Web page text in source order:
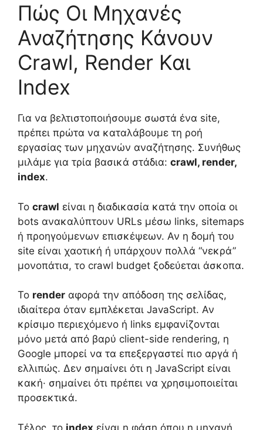
Πώς Οι Μηχανές
Αναζήτησης Κάνουν
Crawl, Render Και
Index
Για να βελτιστοποιήσουμε σωστά ένα site,
πρέπει πρώτα να καταλάβουμε τη ροή
εργασίας των μηχανών αναζήτησης. Συνήθως
μιλάμε για τρία βασικά στάδια: crawl, render,
index.
Το crawl είναι η διαδικασία κατά την οποία οι
bots ανακαλύπτουν URLs μέσω links, sitemaps
ή προηγούμενων επισκέψεων. Αν η δομή του
site είναι χαοτική ή υπάρχουν πολλά “νεκρά”
μονοπάτια, το crawl budget ξοδεύεται άσκοπα.
Το render αφορά την απόδοση της σελίδας,
ιδιαίτερα όταν εμπλέκεται JavaScript. Αν
κρίσιμο περιεχόμενο ή links εμφανίζονται
μόνο μετά από βαρύ client-side rendering, η
Google μπορεί να τα επεξεργαστεί πιο αργά ή
ελλιπώς. Δεν σημαίνει ότι η JavaScript είναι
κακή· σημαίνει ότι πρέπει να χρησιμοποιείται
προσεκτικά.
Τέλος, το index είναι η φάση όπου η μηχανή